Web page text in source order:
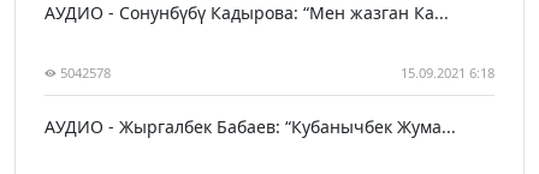
АУДИО - Сонунбүбү Кадырова: “Мен жазган Ка...
5042578 15.09.2021 6:18
АУДИО - Жыргалбек Бабаев: “Кубанычбек Жума...